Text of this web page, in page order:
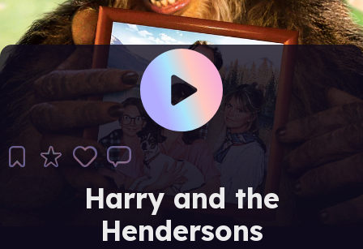
Harry and the
Hendersons